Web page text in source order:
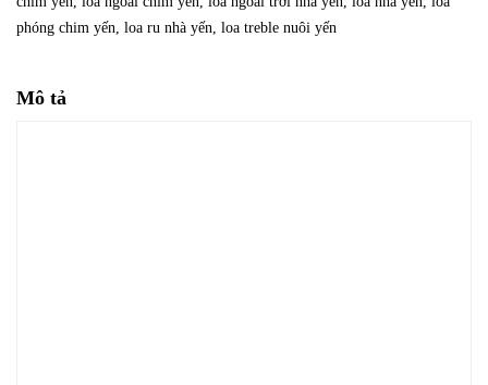
phóng chim yến, loa ru nhà yến, loa treble nuôi yến
Mô tả